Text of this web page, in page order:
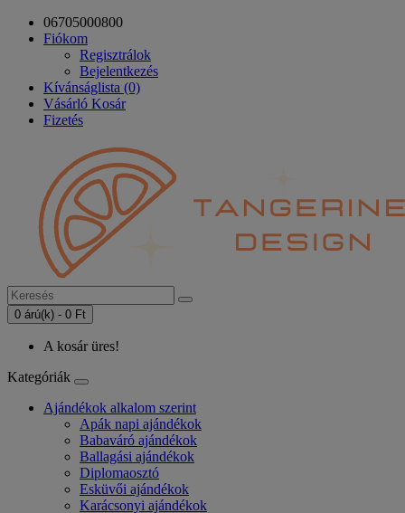
06705000800
Fiókom
Regisztrálok
Bejelentkezés
Kívánságlista (0)
Vásárló Kosár
Fizetés
0 árú(k) - 0 Ft
A kosár üres!
Kategóriák
Ajándékok alkalom szerint
Apák napi ajándékok
Babaváró ajándékok
Ballagási ajándékok
Diplomaosztó
Esküvői ajándékok
Karácsonyi ajándékok